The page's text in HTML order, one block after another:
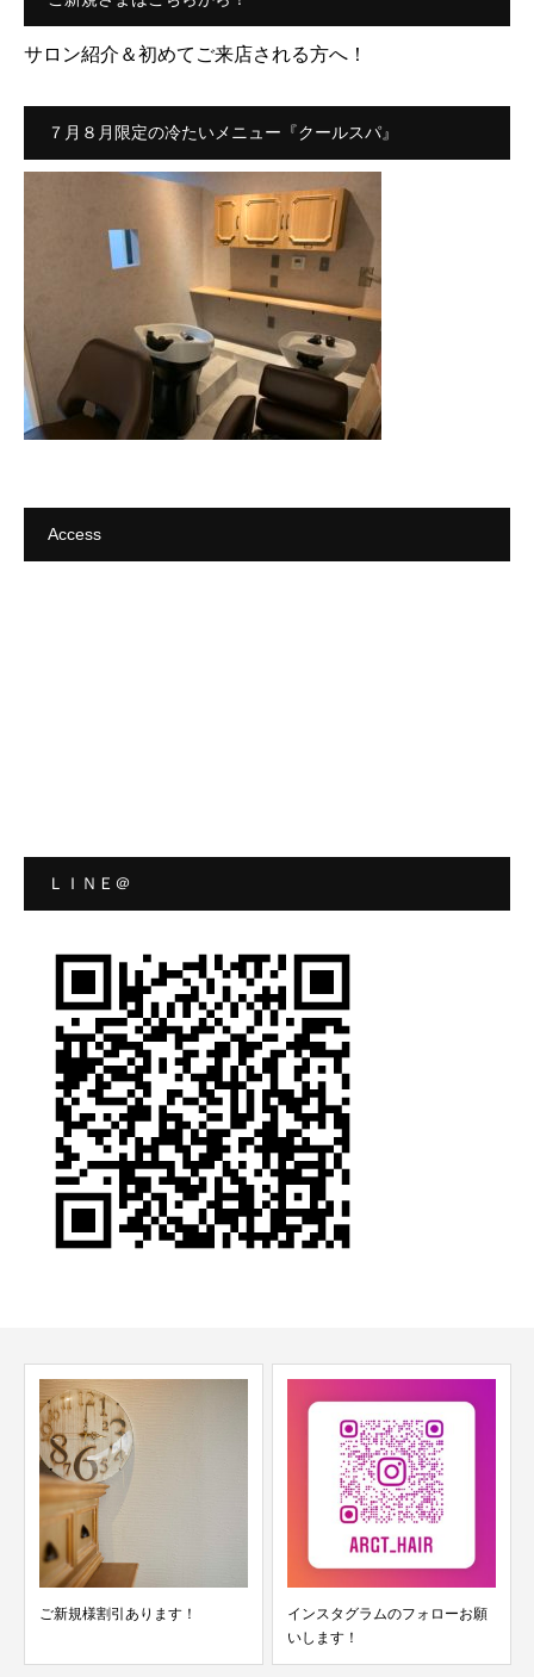
サロン紹介＆初めてご来店される方へ！
７月８月限定の冷たいメニュー『クールスパ』
Access
ＬＩＮＥ＠
ご新規様割引あります！
インスタグラムのフォローお願
いします！